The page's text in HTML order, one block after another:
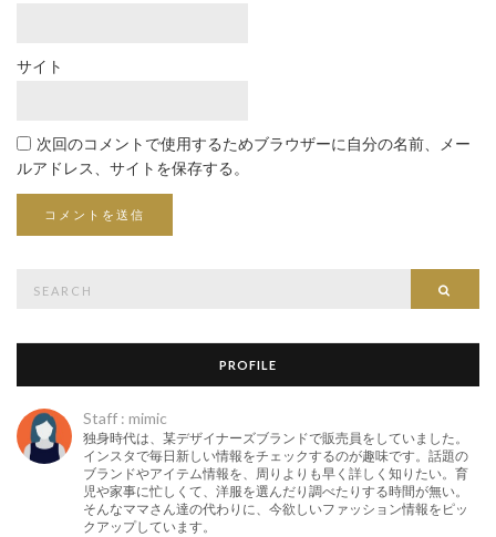
サイト
次回のコメントで使用するためブラウザーに自分の名前、メー
ルアドレス、サイトを保存する。
PROFILE
Staff : mimic
独身時代は、某デザイナーズブランドで販売員をしていました。
インスタで毎日新しい情報をチェックするのが趣味です。話題の
ブランドやアイテム情報を、周りよりも早く詳しく知りたい。育
児や家事に忙しくて、洋服を選んだり調べたりする時間が無い。
そんなママさん達の代わりに、今欲しいファッション情報をピッ
クアップしています。